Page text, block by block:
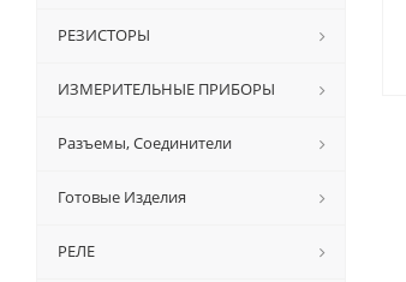
РЕЗИСТОРЫ
ИЗМЕРИТЕЛЬНЫЕ ПРИБОРЫ
Разъемы, Соединители
Готовые Изделия
РЕЛЕ